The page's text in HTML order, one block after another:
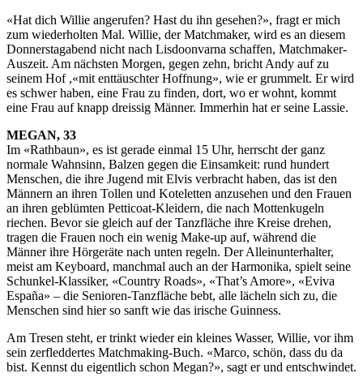
«Hat dich Willie angerufen? Hast du ihn gesehen?», fragt er mich
zum wiederholten Mal. Willie, der Matchmaker, wird es an diesem
Donnerstagabend nicht nach Lisdoonvarna schaffen, Matchmaker-
Auszeit. Am nächsten Morgen, gegen zehn, bricht Andy auf zu
seinem Hof ,«mit enttäuschter Hoffnung», wie er grummelt. Er wird
es schwer haben, eine Frau zu finden, dort, wo er wohnt, kommt
eine Frau auf knapp dreissig Männer. Immerhin hat er seine Lassie.
MEGAN, 33
Im «Rathbaun», es ist gerade einmal 15 Uhr, herrscht der ganz
normale Wahnsinn, Balzen gegen die Einsamkeit: rund hundert
Menschen, die ihre Jugend mit Elvis verbracht haben, das ist den
Männern an ihren Tollen und Koteletten anzusehen und den Frauen
an ihren geblümten Petticoat-Kleidern, die nach Mottenkugeln
riechen. Bevor sie gleich auf der Tanzfläche ihre Kreise drehen,
tragen die Frauen noch ein wenig Make-up auf, während die
Männer ihre Hörgeräte nach unten regeln. Der Alleinunterhalter,
meist am Keyboard, manchmal auch an der Harmonika, spielt seine
Schunkel-Klassiker, «Country Roads», «That’s Amore», «Eviva
España» – die Senioren-Tanzfläche bebt, alle lächeln sich zu, die
Menschen sind hier so sanft wie das irische Guinness.
Am Tresen steht, er trinkt wieder ein kleines Wasser, Willie, vor ihm
sein zerfleddertes Matchmaking-Buch. «Marco, schön, dass du da
bist. Kennst du eigentlich schon Megan?», sagt er und entschwindet.